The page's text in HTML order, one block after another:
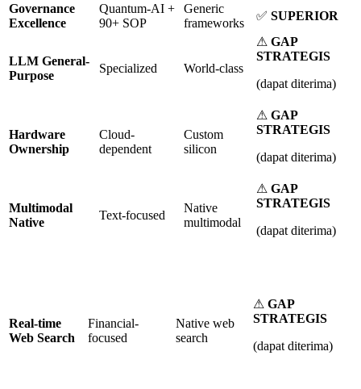
Governance
Excellence
Quantum-AI +
90+ SOP
Generic
frameworks
✅ SUPERIOR
LLM General-
Purpose
Specialized World-class
⚠ GAP
STRATEGIS
(dapat diterima)
Hardware
Ownership
Cloud-
dependent
Custom
silicon
⚠ GAP
STRATEGIS
(dapat diterima)
Multimodal
Native
Text-focused
Native
multimodal
⚠ GAP
STRATEGIS
(dapat diterima)
Real-time
Web Search
Financial-
focused
Native web
search
⚠ GAP
STRATEGIS
(dapat diterima)